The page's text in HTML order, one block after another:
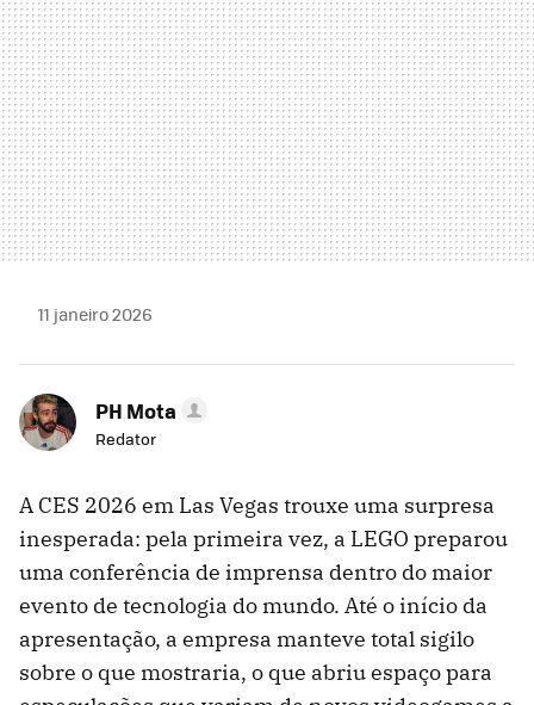
11 janeiro 2026
PH Mota
Redator
A CES 2026 em Las Vegas trouxe uma surpresa
inesperada: pela primeira vez, a LEGO preparou
uma conferência de imprensa dentro do maior
evento de tecnologia do mundo. Até o início da
apresentação, a empresa manteve total sigilo
sobre o que mostraria, o que abriu espaço para